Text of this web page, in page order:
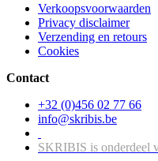
Verkoopsvoorwaarden
Privacy disclaimer
Verzending en retours
Cookies
Contact
+32 (0)456 02 77 66
info@skribis.be
SKRIBIS is